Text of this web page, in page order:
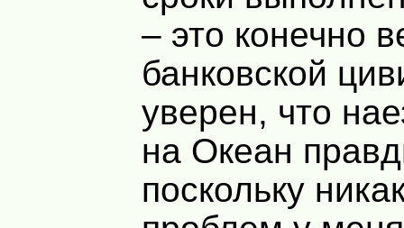
– это конечно
банковской
уверен, что
на Океан
поскольку